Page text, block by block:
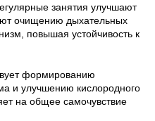
занятия улучшают
очищению дыхательных
повышая устойчивость к
формированию
и улучшению кислородного
на общее самочувствие